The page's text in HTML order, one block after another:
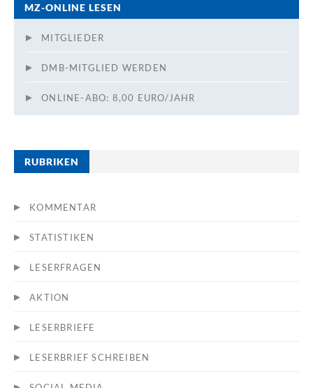
MZ-ONLINE LESEN
MITGLIEDER
DMB-MITGLIED WERDEN
ONLINE-ABO: 8,00 EURO/JAHR
RUBRIKEN
KOMMENTAR
STATISTIKEN
LESERFRAGEN
AKTION
LESERBRIEFE
LESERBRIEF SCHREIBEN